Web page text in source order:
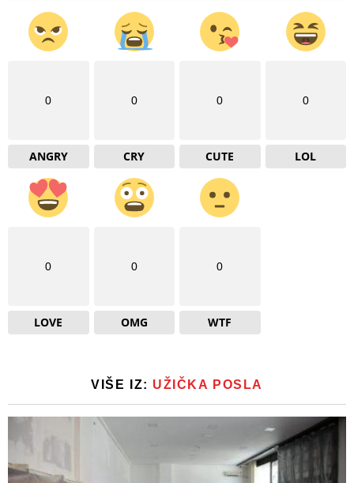
0
ANGRY
0
CRY
0
CUTE
0
LOL
0
LOVE
0
OMG
0
WTF
VIŠE IZ: UŽIČKA POSLA